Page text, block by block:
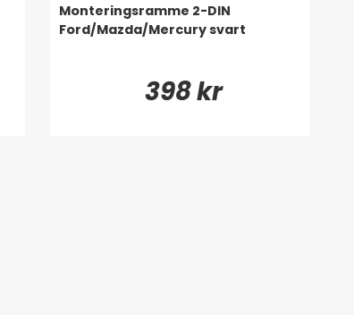
Monteringsramme 2-DIN
Ford/Mazda/Mercury svart
398 kr